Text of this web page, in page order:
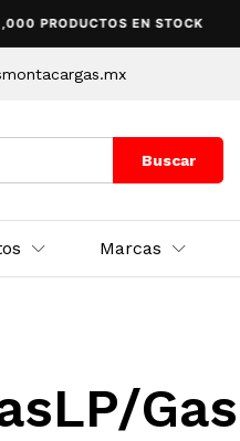
PRODUCTOS EN STOCK
Buscar
Marcas